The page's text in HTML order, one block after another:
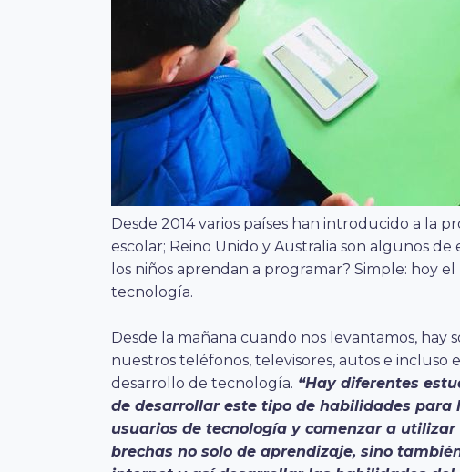
Desde 2014 varios países han introducido a la
escolar; Reino Unido y Australia son algunos
los niños aprendan a programar? Simple: hoy
tecnología.
Desde la mañana cuando nos levantamos, hay
nuestros teléfonos, televisores, autos e incluso
desarrollo de tecnología. “Hay diferentes
de desarrollar este tipo de habilidades para
usuarios de tecnología y comenzar a
brechas no solo de aprendizaje, sino